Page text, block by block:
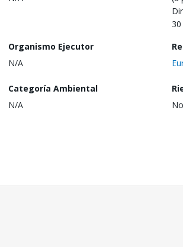
Organismo Ejecutor
N/A
Categoría Ambiental
N/A